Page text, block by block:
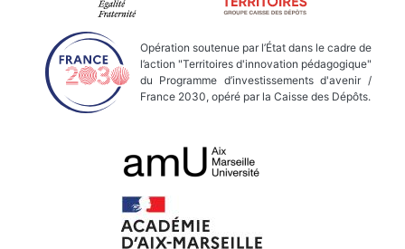
Opération soutenue par l’État dans le cadre de
l’action "Territoires d'innovation pédagogique"
du Programme d’investissements d'avenir /
France 2030, opéré par la Caisse des Dépôts.